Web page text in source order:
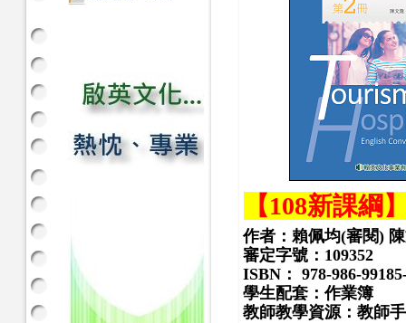
【108新課綱
作者：賴佩均(審閱)
審定字號： 109352
ISBN： 978-986-
學生配套：作業簿
教師教學資源：教師